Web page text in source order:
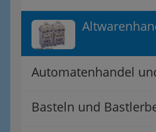
Automatenhandel
Basteln und